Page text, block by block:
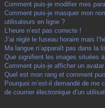
Comment puis-je modifier mes
Comment puis-je masquer mon
utilisateurs en ligne ?
L’heure n’est pas correcte !
J’ai réglé le fuseau horaire mais
Ma langue n’apparaît pas dans la
Que signifient les images situées
Comment puis-je afficher un
Quel est mon rang et comment
Pourquoi m’est-il demandé de
de courrier électronique d’un